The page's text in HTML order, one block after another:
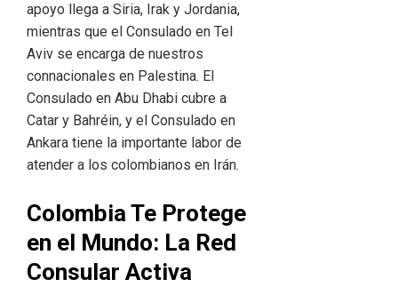
apoyo llega a Siria, Irak y Jordania,
mientras que el Consulado en Tel
Aviv se encarga de nuestros
connacionales en Palestina. El
Consulado en Abu Dhabi cubre a
Catar y Bahréin, y el Consulado en
Ankara tiene la importante labor de
atender a los colombianos en Irán.
Colombia Te Protege
en el Mundo: La Red
Consular Activa